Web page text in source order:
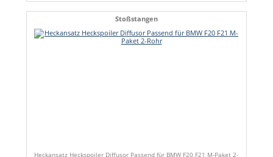
Stoßstangen
Heckansatz Heckspoiler Diffusor Passend für BMW F20 F21 M-Paket 2-